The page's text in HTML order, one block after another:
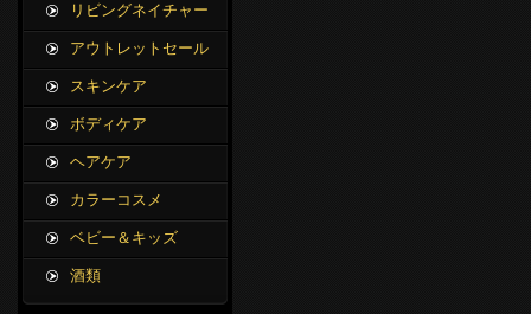
リビングネイチャー
アウトレットセール
スキンケア
ボディケア
ヘアケア
カラーコスメ
ベビー＆キッズ
酒類